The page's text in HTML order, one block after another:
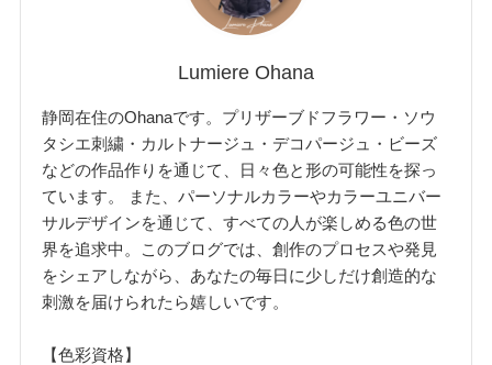
Lumiere Ohana
静岡在住のOhanaです。プリザーブドフラワー・ソウ
タシエ刺繍・カルトナージュ・デコパージュ・ビーズ
などの作品作りを通じて、日々色と形の可能性を探っ
ています。 また、パーソナルカラーやカラーユニバー
サルデザインを通じて、すべての人が楽しめる色の世
界を追求中。このブログでは、創作のプロセスや発見
をシェアしながら、あなたの毎日に少しだけ創造的な
刺激を届けられたら嬉しいです。
【色彩資格】